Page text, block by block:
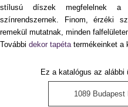
stílusú díszek megfelelnek a
színrendszernek. Finom, érzéki
remekül mutatnak, minden
További dekor tapétatermékeinket a
Ez a katalógus az alábbi
1089 Budapest